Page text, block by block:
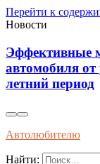
Перейти к
Новости
Как
упаковке и
Автолюбителю
Найти: